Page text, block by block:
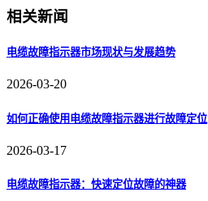
相关新闻
电缆故障指示器市场现状与发展趋势
2026-03-20
如何正确使用电缆故障指示器进行故障定位
2026-03-17
电缆故障指示器：快速定位故障的神器